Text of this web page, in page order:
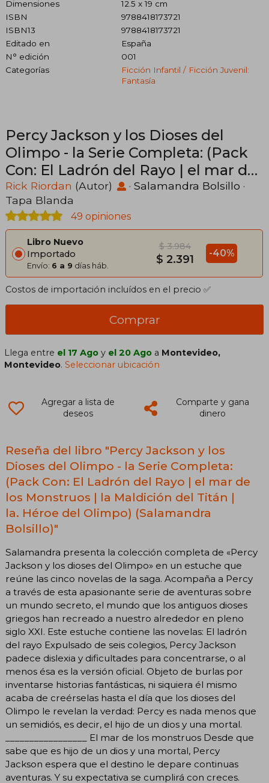
Dimensiones
12.5 x 19 cm
ISBN
9788418173721
ISBN13
9788418173721
Editado en
España
N° edición
001
Categorías
Ficción Infantil / Ficción Juvenil:
Fantasía
Percy Jackson y los Dioses del
Olimpo - la Serie Completa: (Pack
Con: El Ladrón del Rayo | el mar de
los Monstruos | la Maldición del
Titán | la. Héroe del Olimpo)
(Salamandra Bolsillo)
Rick Riordan (Autor) · Salamandra Bolsillo ·
Tapa Blanda
49 opiniones
Libro Nuevo
Importado
Envío: 6 a 9 días háb.
$ 3.984
$ 2.391 -40%
Costos de importación incluídos en el precio ✅
Comprar
Llega entre el 17 Ago y el 20 Ago a Montevideo,
Montevideo.Seleccionar ubicación
Agregar a lista de
deseos
Comparte y gana
dinero
Reseña del libro "Percy Jackson y los
Dioses del Olimpo - la Serie Completa:
(Pack Con: El Ladrón del Rayo | el mar de
los Monstruos | la Maldición del Titán |
la. Héroe del Olimpo) (Salamandra
Bolsillo)"
Salamandra presenta la colección completa de «Percy
Jackson y los dioses del Olimpo» en un estuche que
reúne las cinco novelas de la saga. Acompaña a Percy
a través de esta apasionante serie de aventuras sobre
un mundo secreto, el mundo que los antiguos dioses
griegos han recreado a nuestro alrededor en pleno
siglo XXI. Este estuche contiene las novelas: El ladrón
del rayo Expulsado de seis colegios, Percy Jackson
padece dislexia y dificultades para concentrarse, o al
menos ésa es la versión oficial. Objeto de burlas por
inventarse historias fantásticas, ni siquiera él mismo
acaba de creérselas hasta el día que los dioses del
Olimpo le revelan la verdad: Percy es nada menos que
un semidiós, es decir, el hijo de un dios y una mortal.
_________________ El mar de los monstruos Desde que
sabe que es hijo de un dios y una mortal, Percy
Jackson espera que el destino le depare continuas
aventuras. Y su expectativa se cumplirá con creces.